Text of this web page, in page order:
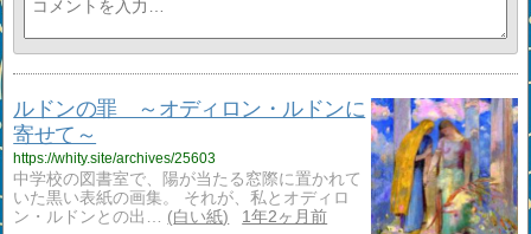
ルドンの罪 ～オディロン・ルドンに
寄せて～
https://whity.site/archives/25603
中学校の図書室で、陽が当たる窓際に置かれて
いた黒い表紙の画集。 それが、私とオディロ
ン・ルドンとの出…
白い紙
1年2ヶ月前